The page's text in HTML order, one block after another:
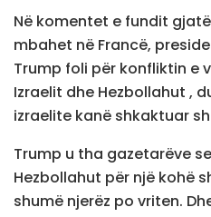
Në komentet e fundit
mbahet në Francë,
Trump foli për konfliktin e
Izraelit dhe Hezbollahut ,
izraelite kanë shkaktuar
Trump u tha gazetarëve
Hezbollahut për një kohë
shumë njerëz po vriten.